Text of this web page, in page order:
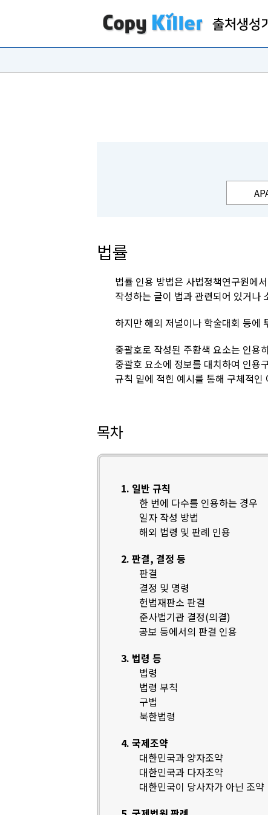
법률
법률 인용 방법은 사법정책연구원에
작성하는 글이 법과 관련되어 있거나
하지만 해외 저널이나 학술대회 등에
중괄호로 작성된 주황색 요소는 인용
중괄호 요소에 정보를 대치하여 인용
규칙 밑에 적힌 예시를 통해 구체적인
목차
1. 일반 규칙
한 번에 다수를 인용하는 경우
일자 작성 방법
해외 법령 및 판례 인용
2. 판결, 결정 등
판결
결정 및 명령
헌법재판소 판결
준사법기관 결정(의결)
공보 등에서의 판결 인용
3. 법령 등
법령
법령 부칙
구법
북한법령
4. 국제조약
대한민국과 양자조약
대한민국과 다자조약
대한민국이 당사자가 아닌 조약